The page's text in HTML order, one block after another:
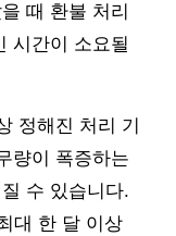
때 환불 처리
시간이 소요될
정해진 처리 기
량이 폭증하는
수 있습니다.
대 한 달 이상